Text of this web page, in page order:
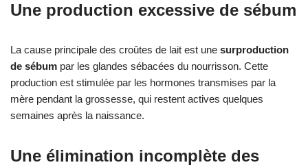
Une production excessive de sébum
La cause principale des croûtes de lait est une surproduction
de sébum par les glandes sébacées du nourrisson. Cette
production est stimulée par les hormones transmises par la
mère pendant la grossesse, qui restent actives quelques
semaines après la naissance.
Une élimination incomplète des